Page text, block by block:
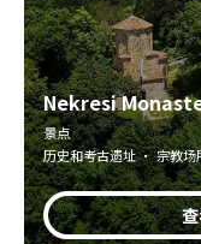
Nekresi
景点
历史和考古遗址 · 宗教场